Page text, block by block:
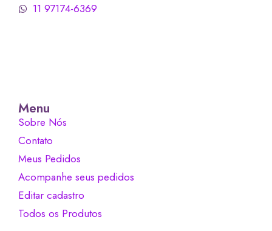
11 97174-6369
Menu
Sobre Nós
Contato
Meus Pedidos
Acompanhe seus pedidos
Editar cadastro
Todos os Produtos